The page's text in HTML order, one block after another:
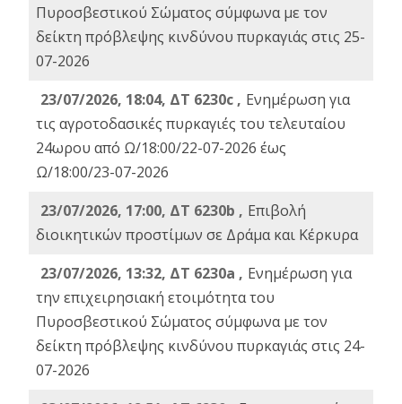
Πυροσβεστικού Σώματος σύμφωνα με τον
δείκτη πρόβλεψης κινδύνου πυρκαγιάς στις 25-
07-2026
23/07/2026, 18:04, ΔΤ 6230c , Ενημέρωση για
τις αγροτοδασικές πυρκαγιές του τελευταίου
24ωρου από Ω/18:00/22-07-2026 έως
Ω/18:00/23-07-2026
23/07/2026, 17:00, ΔΤ 6230b , Επιβολή
διοικητικών προστίμων σε Δράμα και Κέρκυρα
23/07/2026, 13:32, ΔΤ 6230a , Ενημέρωση για
την επιχειρησιακή ετοιμότητα του
Πυροσβεστικού Σώματος σύμφωνα με τον
δείκτη πρόβλεψης κινδύνου πυρκαγιάς στις 24-
07-2026